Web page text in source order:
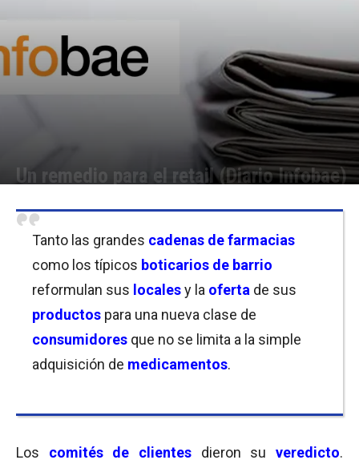
Un remedio para el retail (Diario Infobae)
Tanto las grandes cadenas de farmacias
como los típicos boticarios de barrio
reformulan sus localesy la oferta de sus
productos para una nueva clase de
consumidores que no se limita a la simple
adquisición de medicamentos.
Los comités de clientes dieron su veredicto.